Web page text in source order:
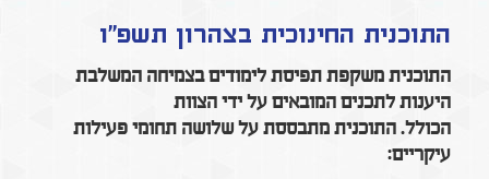
התוכנית החינוכית בצהרון תשפ"ו
התוכנית משקפת תפיסת לימודים בצמיחה המשלבת
היענות לתכנים המובאים על ידי הצוות
הכולל. התוכנית מתבססת על שלושה תחומי פעילות
עיקריים: